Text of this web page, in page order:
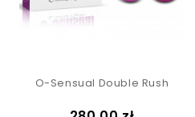
O-Sensual Double Rush